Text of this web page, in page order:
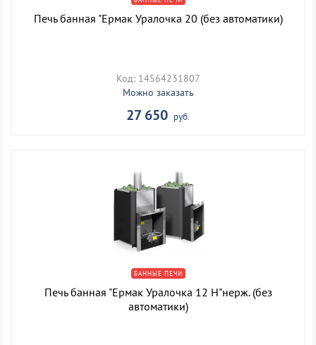
Печь банная "Ермак Уралочка 20 (без автоматики)
Код: 14564231807
Можно заказать
27 650 руб.
БАННЫЕ ПЕЧИ
Печь банная "Ермак Уралочка 12 Н"нерж. (без
автоматики)